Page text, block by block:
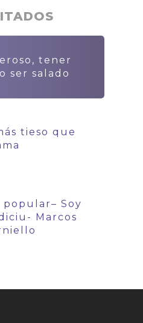
tener
ser salado
tieso que
popular– Soy
Marcos